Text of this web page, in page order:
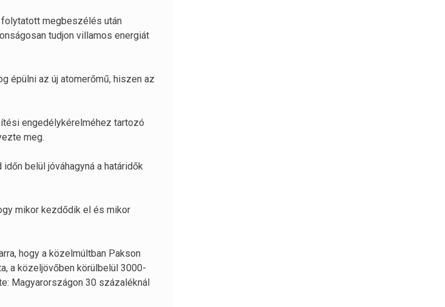
megbeszélés után
tudjon villamos energiát
épülni az új atomerőmű, hiszen az
engedélykérelméhez tartozó
meg.
belül jóváhagyná a határidők
mikor kezdődik el és mikor
hogy a közelmúltban Pakson
a közeljövőben körülbelül 3000-
Magyarországon 30 százaléknál